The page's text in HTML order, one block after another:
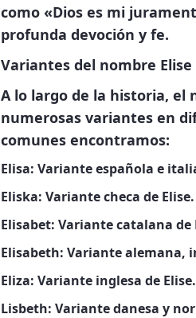
como «Dios es mi
profunda devoción y fe.
Variantes del nombre Elise
A lo largo de la historia, el
numerosas variantes en
comunes encontramos:
Elisa: Variante española e
Eliska: Variante checa de Elise.
Elisabet: Variante catalana de
Elisabeth: Variante alemana,
Eliza: Variante inglesa de Elise.
Lisbeth: Variante danesa y